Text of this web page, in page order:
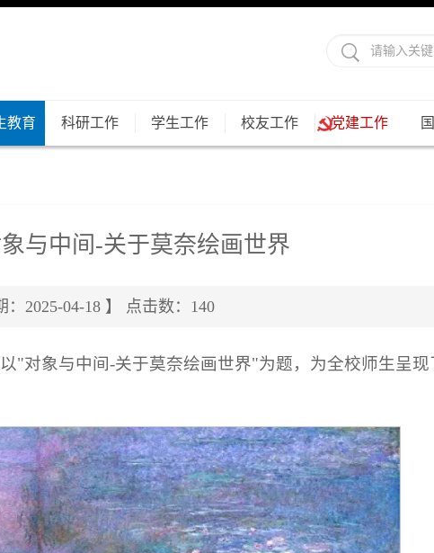
教育 科研工作 学生工作 校友工作 党建工作
与中间-关于莫奈绘画世界
：2025-04-18 】 点击数： 140
"对象与中间-关于莫奈绘画世界"为题，为全校师生呈